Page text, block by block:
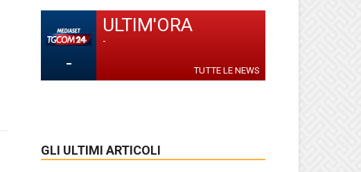
-
ULTIM'ORA
-
TUTTE LE NEWS
GLI ULTIMI ARTICOLI